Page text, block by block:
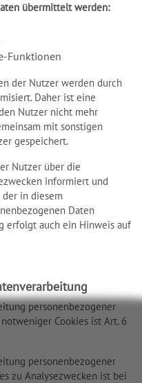
übermittelt werden:
Funktionen
der Nutzer werden durch
Daher ist eine
Nutzer nicht mehr
mit sonstigen
gespeichert.
Nutzer über die
informiert und
in diesem
Daten
erfolgt auch ein Hinweis auf
personenbezogener
Cookies ist Art. 6
personenbezogener
zu Analysezwecken ist bei